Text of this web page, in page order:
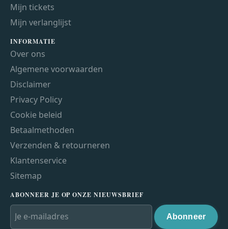
Mijn tickets
Mijn verlanglijst
INFORMATIE
Over ons
Algemene voorwaarden
Disclaimer
Privacy Policy
Cookie beleid
Betaalmethoden
Verzenden & retourneren
Klantenservice
Sitemap
ABONNEER JE OP ONZE NIEUWSBRIEF
Abonneer